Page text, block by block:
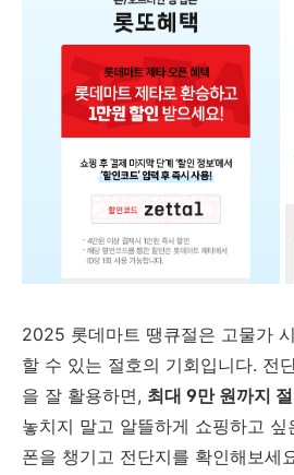
2025 롯데마트 땡큐절은 고물가
할 수 있는 절호의 기회입니다. 전
을 잘 활용하면, 최대 9만 원까지
놓치지 말고 알뜰하게 쇼핑하고
폰을 챙기고 전단지를 확인해보세